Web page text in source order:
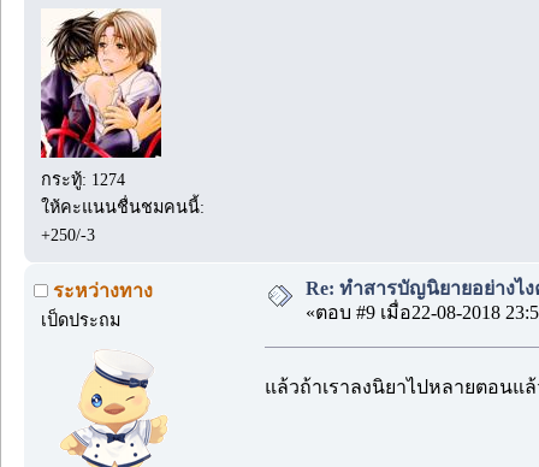
กระทู้: 1274
ให้คะแนนชื่นชมคนนี้:
+250/-3
ระหว่างทาง
เป็ดประถม
Re: ทำสารบัญนิยายอย่างไ
«ตอบ #9 เมื่อ22-08-2018
แล้วถ้าเราลงนิยาไปหลายตอนแ